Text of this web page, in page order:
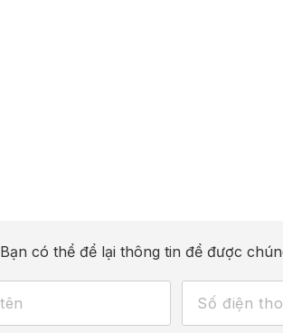
Bạn có thể để lại thông tin để được